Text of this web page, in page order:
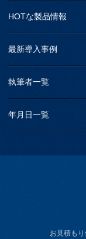
HOTな製品情報
最新導入事例
執筆者一覧
年月日一覧
お見積も